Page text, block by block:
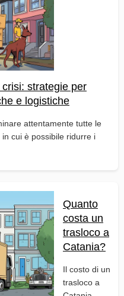
strategie per
e logistiche
attentamente tutte le
cui è possibile ridurre i
Quanto
costa un
trasloco a
Catania?
Il costo di un
trasloco a